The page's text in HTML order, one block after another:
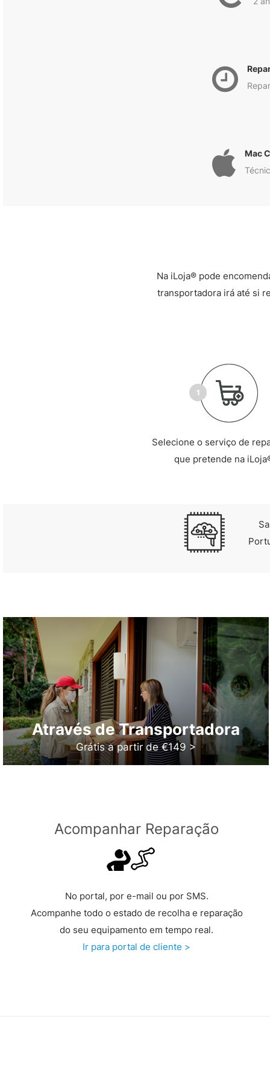
Mac
Na iLoja® pode
transportadora irá até si
Selecione o serviço de
que pretende na
Através de Transportadora
Grátis a partir de €149 >
Acompanhar Reparação
No portal, por e-mail ou por SMS.
Acompanhe todo o estado de recolha e reparação
do seu equipamento em tempo real.
Ir para portal de cliente >